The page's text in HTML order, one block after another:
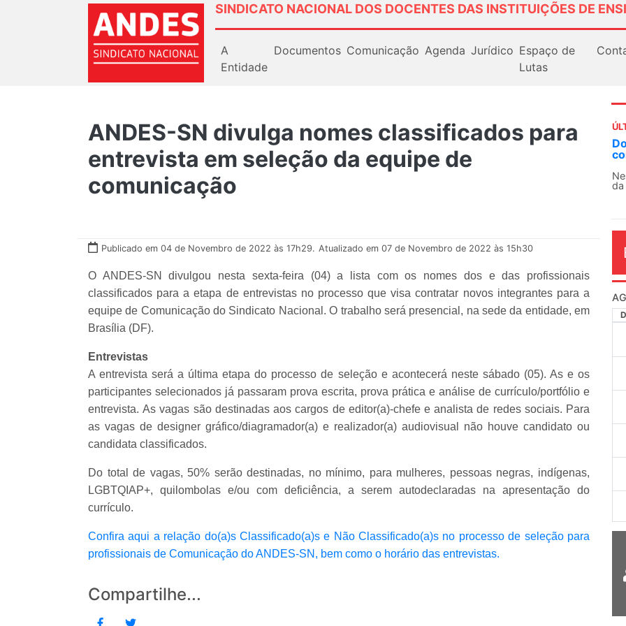
SINDICATO NACIONAL DOS DOCENTES DAS INSTITUIÇÕES DE
A
Entidade
Documentos Comunicação Agenda Jurídico Espaço de
Lutas
ANDES-SN divulga nomes classificados para
entrevista em seleção da equipe de
comunicação
Publicado em 04 de Novembro de 2022 às 17h29. Atualizado em 07 de Novembro de 2022 às 15h30
O ANDES-SN divulgou nesta sexta-feira (04) a lista com os nomes dos e das profissionais
classificados para a etapa de entrevistas no processo que visa contratar novos integrantes para a
equipe de Comunicação do Sindicato Nacional. O trabalho será presencial, na sede da entidade, em
Brasília (DF).
Entrevistas
A entrevista será a última etapa do processo de seleção e acontecerá neste sábado (05). As e os
participantes selecionados já passaram prova escrita, prova prática e análise de currículo/portfólio e
entrevista. As vagas são destinadas aos cargos de editor(a)-chefe e analista de redes sociais. Para
as vagas de designer gráfico/diagramador(a) e realizador(a) audiovisual não houve candidato ou
candidata classificados.
Do total de vagas, 50% serão destinadas, no mínimo, para mulheres, pessoas negras, indígenas,
LGBTQIAP+, quilombolas e/ou com deficiência, a serem autodeclaradas na apresentação do
currículo.
Confira aqui a relação do(a)s Classificado(a)s e Não Classificado(a)s no processo de seleção para
profissionais de Comunicação do ANDES-SN, bem como o horário das entrevistas.
Compartilhe...
da